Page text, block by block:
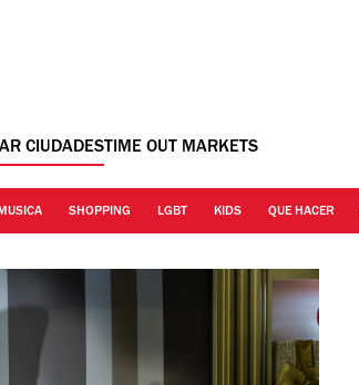
CIUDADESTIME OUT MARKETS
SHOPPING LGBT KIDS QUE HACER